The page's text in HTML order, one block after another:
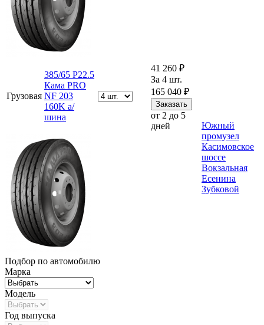
Грузовая
385/65 Р22.5
Кама PRO
NF 203
160K а/
шина
41 260 ₽
За 4 шт.
165 040 ₽
от 2 до 5
дней
Южный
промузел
Касимовское
шоссе
Вокзальная
Есенина
Зубковой
Подбор по автомобилю
Марка
Модель
Год выпуска